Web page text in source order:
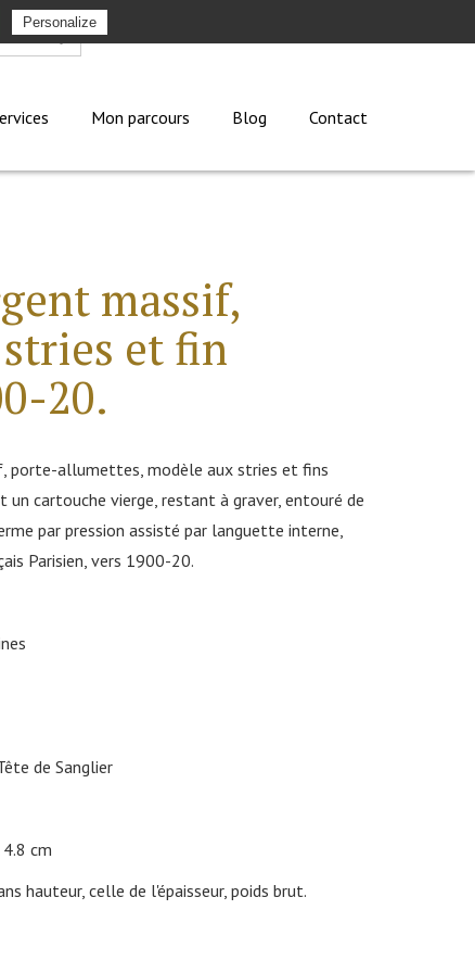
Mon parcours Blog Contact
massif,
et fin
20.
porte-allumettes, modèle aux stries et fins
un cartouche vierge, restant à graver, entouré de
par pression assisté par languette interne,
Parisien, vers 1900-20.
de Sanglier
4.8 cm
hauteur, celle de l'épaisseur, poids brut.
Personalize